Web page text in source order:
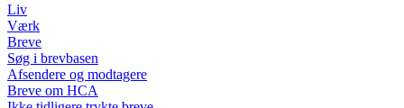
Liv
Værk
Breve
Søg i brevbasen
Afsendere og modtagere
Breve om HCA